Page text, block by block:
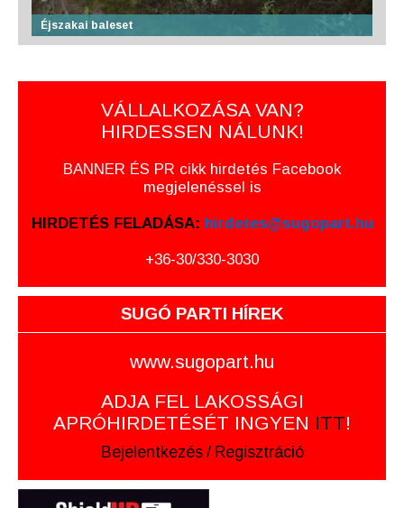
Éjszakai baleset
VÁLLALKOZÁSA VAN?
HIRDESSEN NÁLUNK!
BANNER ÉS PR cikk hirdetés Facebook
megjelenéssel is
HIRDETÉS FELADÁSA: hirdetes@sugopart.hu
+36-30/330-3030
SUGÓ PARTI HÍREK
www.sugopart.hu
ADJA FEL LAKOSSÁGI
APRÓHIRDETÉSÉT INGYEN ITT!
Bejelentkezés / Regisztráció